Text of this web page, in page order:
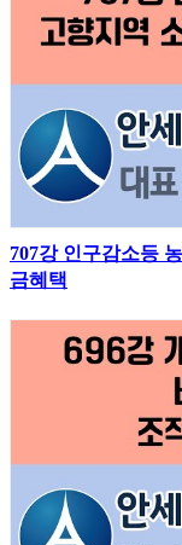
707강 인구감소등
금혜택